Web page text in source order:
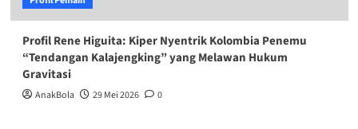
Profil Rene Higuita: Kiper Nyentrik Kolombia Penemu
“Tendangan Kalajengking” yang Melawan Hukum
Gravitasi
AnakBola 29 Mei 2026 0